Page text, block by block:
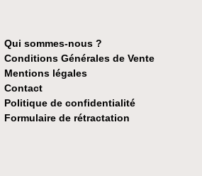
Qui sommes-nous ?
Conditions Générales de Vente
Mentions légales
Contact
Politique de confidentialité
Formulaire de rétractation